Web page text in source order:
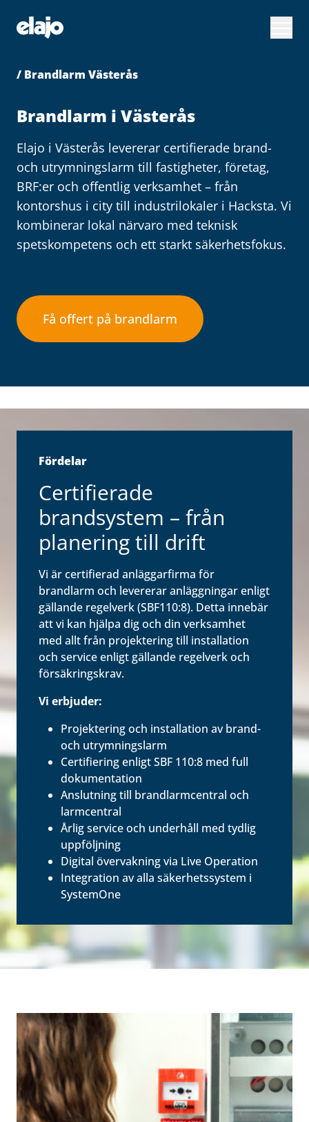
huvudinnehållet
/ Brandlarm Västerås
Brandlarm i Västerås
Elajo i Västerås levererar certifierade brand-
och utrymningslarm till fastigheter, företag,
BRF:er och offentlig verksamhet – från
kontorshus i city till industrilokaler i Hacksta. Vi
kombinerar lokal närvaro med teknisk
spetskompetens och ett starkt säkerhetsfokus.
Få offert på brandlarm
Fördelar
Certifierade
brandsystem – från
planering till drift
Vi är certifierad anläggarfirma för
brandlarm och levererar anläggningar enligt
gällande regelverk (SBF110:8). Detta innebär
att vi kan hjälpa dig och din verksamhet
med allt från projektering till installation
och service enligt gällande regelverk och
försäkringskrav.
Vi erbjuder:
Projektering och installation av brand-
och utrymningslarm
Certifiering enligt SBF 110:8 med full
dokumentation
Anslutning till brandlarmcentral och
larmcentral
Årlig service och underhåll med tydlig
uppföljning
Digital övervakning via Live Operation
Integration av alla säkerhetssystem i
SystemOne